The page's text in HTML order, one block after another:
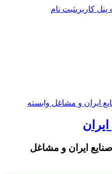
پنل کاربریثبت نام
ایران و مشاغل